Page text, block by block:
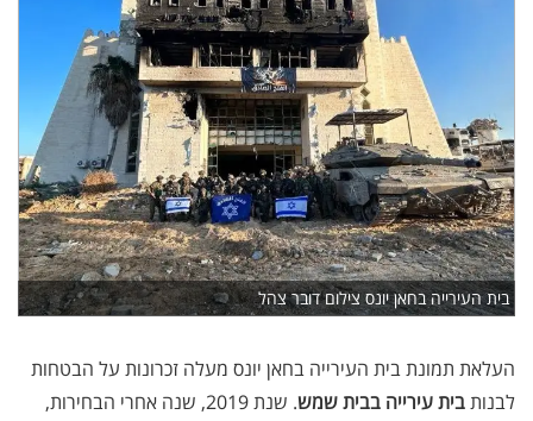
בית העירייה בחאן יונס צילום דובר צהל
העלאת תמונת בית העירייה בחאן יונס מעלה זכרונות על הבטחות
לבנותבית עירייה בבית שמש
. שנת 2019, שנה אחרי הבחירות,